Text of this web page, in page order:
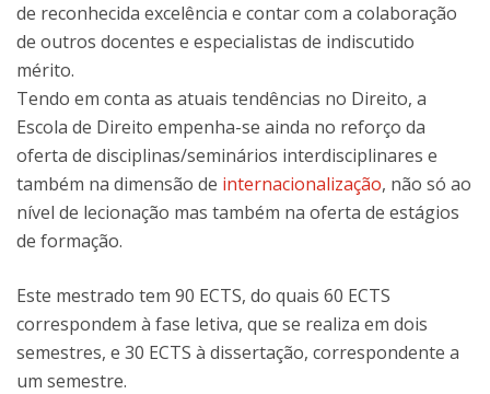
de reconhecida excelência e contar com a colaboração
de outros docentes e especialistas de indiscutido
mérito.
Tendo em conta as atuais tendências no Direito, a
Escola de Direito empenha-se ainda no reforço da
oferta de disciplinas/seminários interdisciplinares e
também na dimensão de internacionalização, não só ao
nível de lecionação mas também na oferta de estágios
de formação.
Este mestrado tem 90 ECTS, do quais 60 ECTS
correspondem à fase letiva, que se realiza em dois
semestres, e 30 ECTS à dissertação, correspondente a
um semestre.